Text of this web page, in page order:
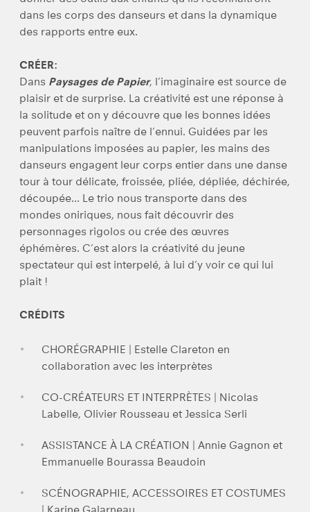
dans les corps des danseurs et dans la dynamique
des rapports entre eux.
CRÉER:
Dans Paysages de Papier, l’imaginaire est source de
plaisir et de surprise. La créativité est une réponse à
la solitude et on y découvre que les bonnes idées
peuvent parfois naître de l’ennui. Guidées par les
manipulations imposées au papier, les mains des
danseurs engagent leur corps entier dans une danse
tour à tour délicate, froissée, pliée, dépliée, déchirée,
découpée… Le trio nous transporte dans des
mondes oniriques, nous fait découvrir des
personnages rigolos ou crée des œuvres
éphémères. C’est alors la créativité du jeune
spectateur qui est interpelé, à lui d’y voir ce qui lui
plait !
CRÉDITS
CHORÉGRAPHIE | Estelle Clareton en
collaboration avec les interprètes
CO-CRÉATEURS ET INTERPRÈTES | Nicolas
Labelle, Olivier Rousseau et Jessica Serli
ASSISTANCE À LA CRÉATION | Annie Gagnon et
Emmanuelle Bourassa Beaudoin
SCÉNOGRAPHIE, ACCESSOIRES ET COSTUMES